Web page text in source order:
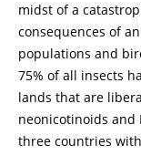
midst of a
consequences of
populations and
75% of all insects
lands that are
neonicotinoids and
three countries